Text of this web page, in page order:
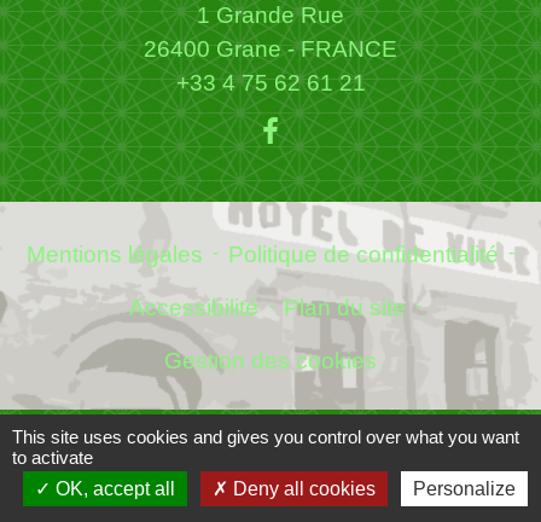
1 Grande Rue
26400 Grane - FRANCE
+33 4 75 62 61 21
Mentions légales - Politique de confidentialité -
Accessibilité - Plan du site -
Gestion des cookies
This site uses cookies and gives you control over what you want
to activate
OK, accept all
Deny all cookies Personalize